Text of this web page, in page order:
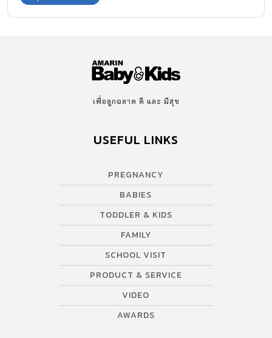
เพื่อลูกฉลาด ดี และ มีสุข
USEFUL LINKS
PREGNANCY
BABIES
TODDLER & KIDS
FAMILY
SCHOOL VISIT
PRODUCT & SERVICE
VIDEO
AWARDS